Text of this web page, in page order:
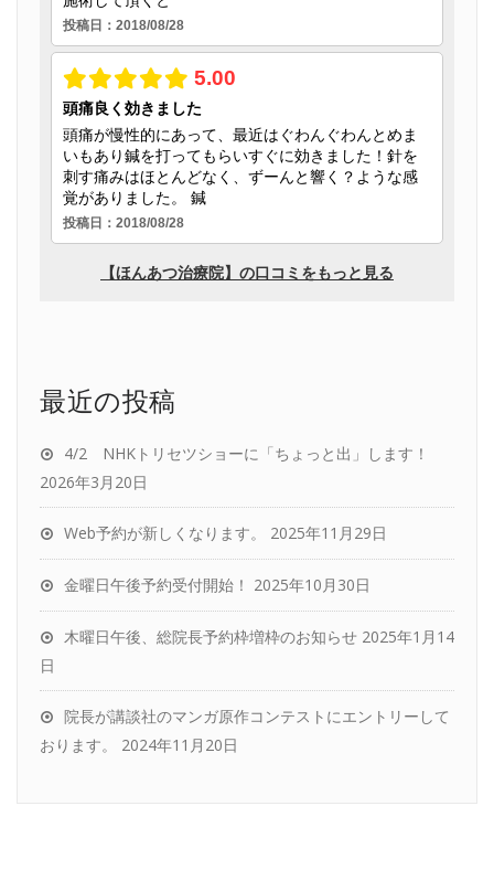
最近の投稿
4/2 NHKトリセツショーに「ちょっと出」します！
2026年3月20日
Web予約が新しくなります。 2025年11月29日
金曜日午後予約受付開始！ 2025年10月30日
木曜日午後、総院長予約枠増枠のお知らせ 2025年1月14
日
院長が講談社のマンガ原作コンテストにエントリーして
おります。
2024年11月20日